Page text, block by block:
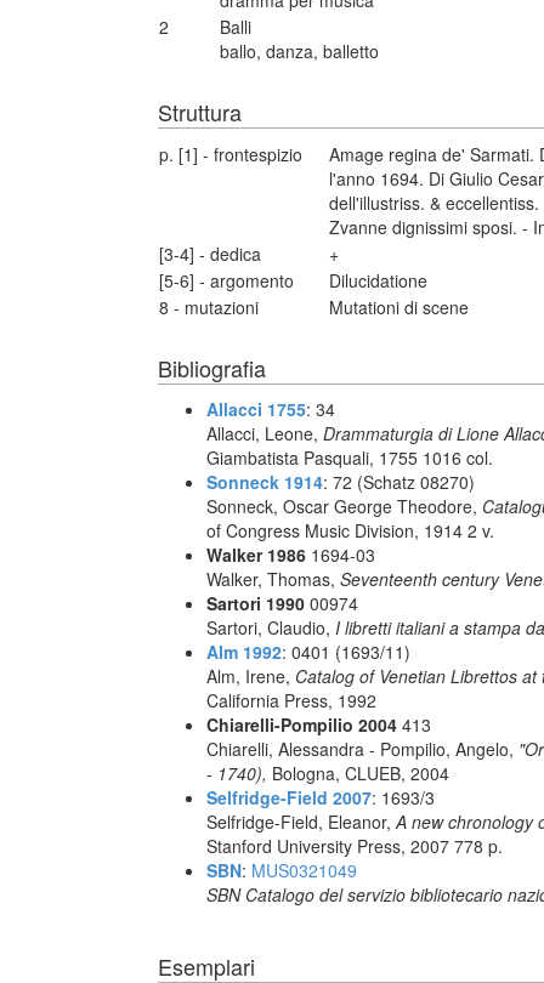
2
Balli
ballo, danza, balletto
Struttura
p. [1] - frontespizio
Amage regina de' Sarmati.
l'anno 1694. Di Giulio
dell'illustriss. &
Zvanne dignissimi sposi. -
[3-4] - dedica
+
[5-6] - argomento
Dilucidatione
8 - mutazioni
Mutationi di scene
Bibliografia
Allacci 1755: 34
Allacci, Leone, Drammaturgia di Lione
Giambatista Pasquali, 1755 1016 col.
Sonneck 1914: 72 (Schatz 08270)
Sonneck, Oscar George Theodore,
of Congress Music Division, 1914 2 v.
Walker 1986 1694-03
Walker, Thomas, Seventeenth century
Sartori 1990 00974
Sartori, Claudio, I libretti italiani a stampa
Alm 1992: 0401 (1693/11)
Alm, Irene, Catalog of Venetian Librettos
California Press, 1992
Chiarelli-Pompilio 2004 413
Chiarelli, Alessandra - Pompilio, Angelo,
- 1740), Bologna, CLUEB, 2004
Selfridge-Field 2007: 1693/3
Selfridge-Field, Eleanor,A new chronology
Stanford University Press, 2007 778 p.
SBN: MUS0321049
SBN Catalogo del servizio bibliotecario
Esemplari